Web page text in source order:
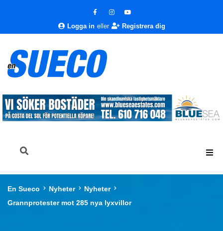
Logga in eller Registrera dig
En Sueco Nyheter
Nyheter
Grannprotester mot 285 nya lyxvillor